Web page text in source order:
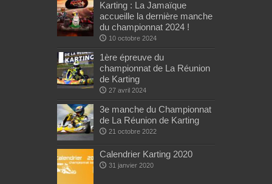
Karting : La Jamaïque
accueille la dernière manche
du championnat 2024 !
10 octobre 2024
1ère épreuve du
championnat de La Réunion
de Karting
27 avril 2024
3e manche du Championnat
de La Réunion de Karting
21 octobre 2022
Calendrier Karting 2020
31 janvier 2020